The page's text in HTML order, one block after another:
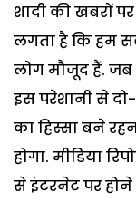
शादी की खबरों
लगता है कि हम
लोग मौजूद हैं.
इस परेशानी से
का हिस्सा बने
होगा. मीडिया
से इंटरनेट पर होने